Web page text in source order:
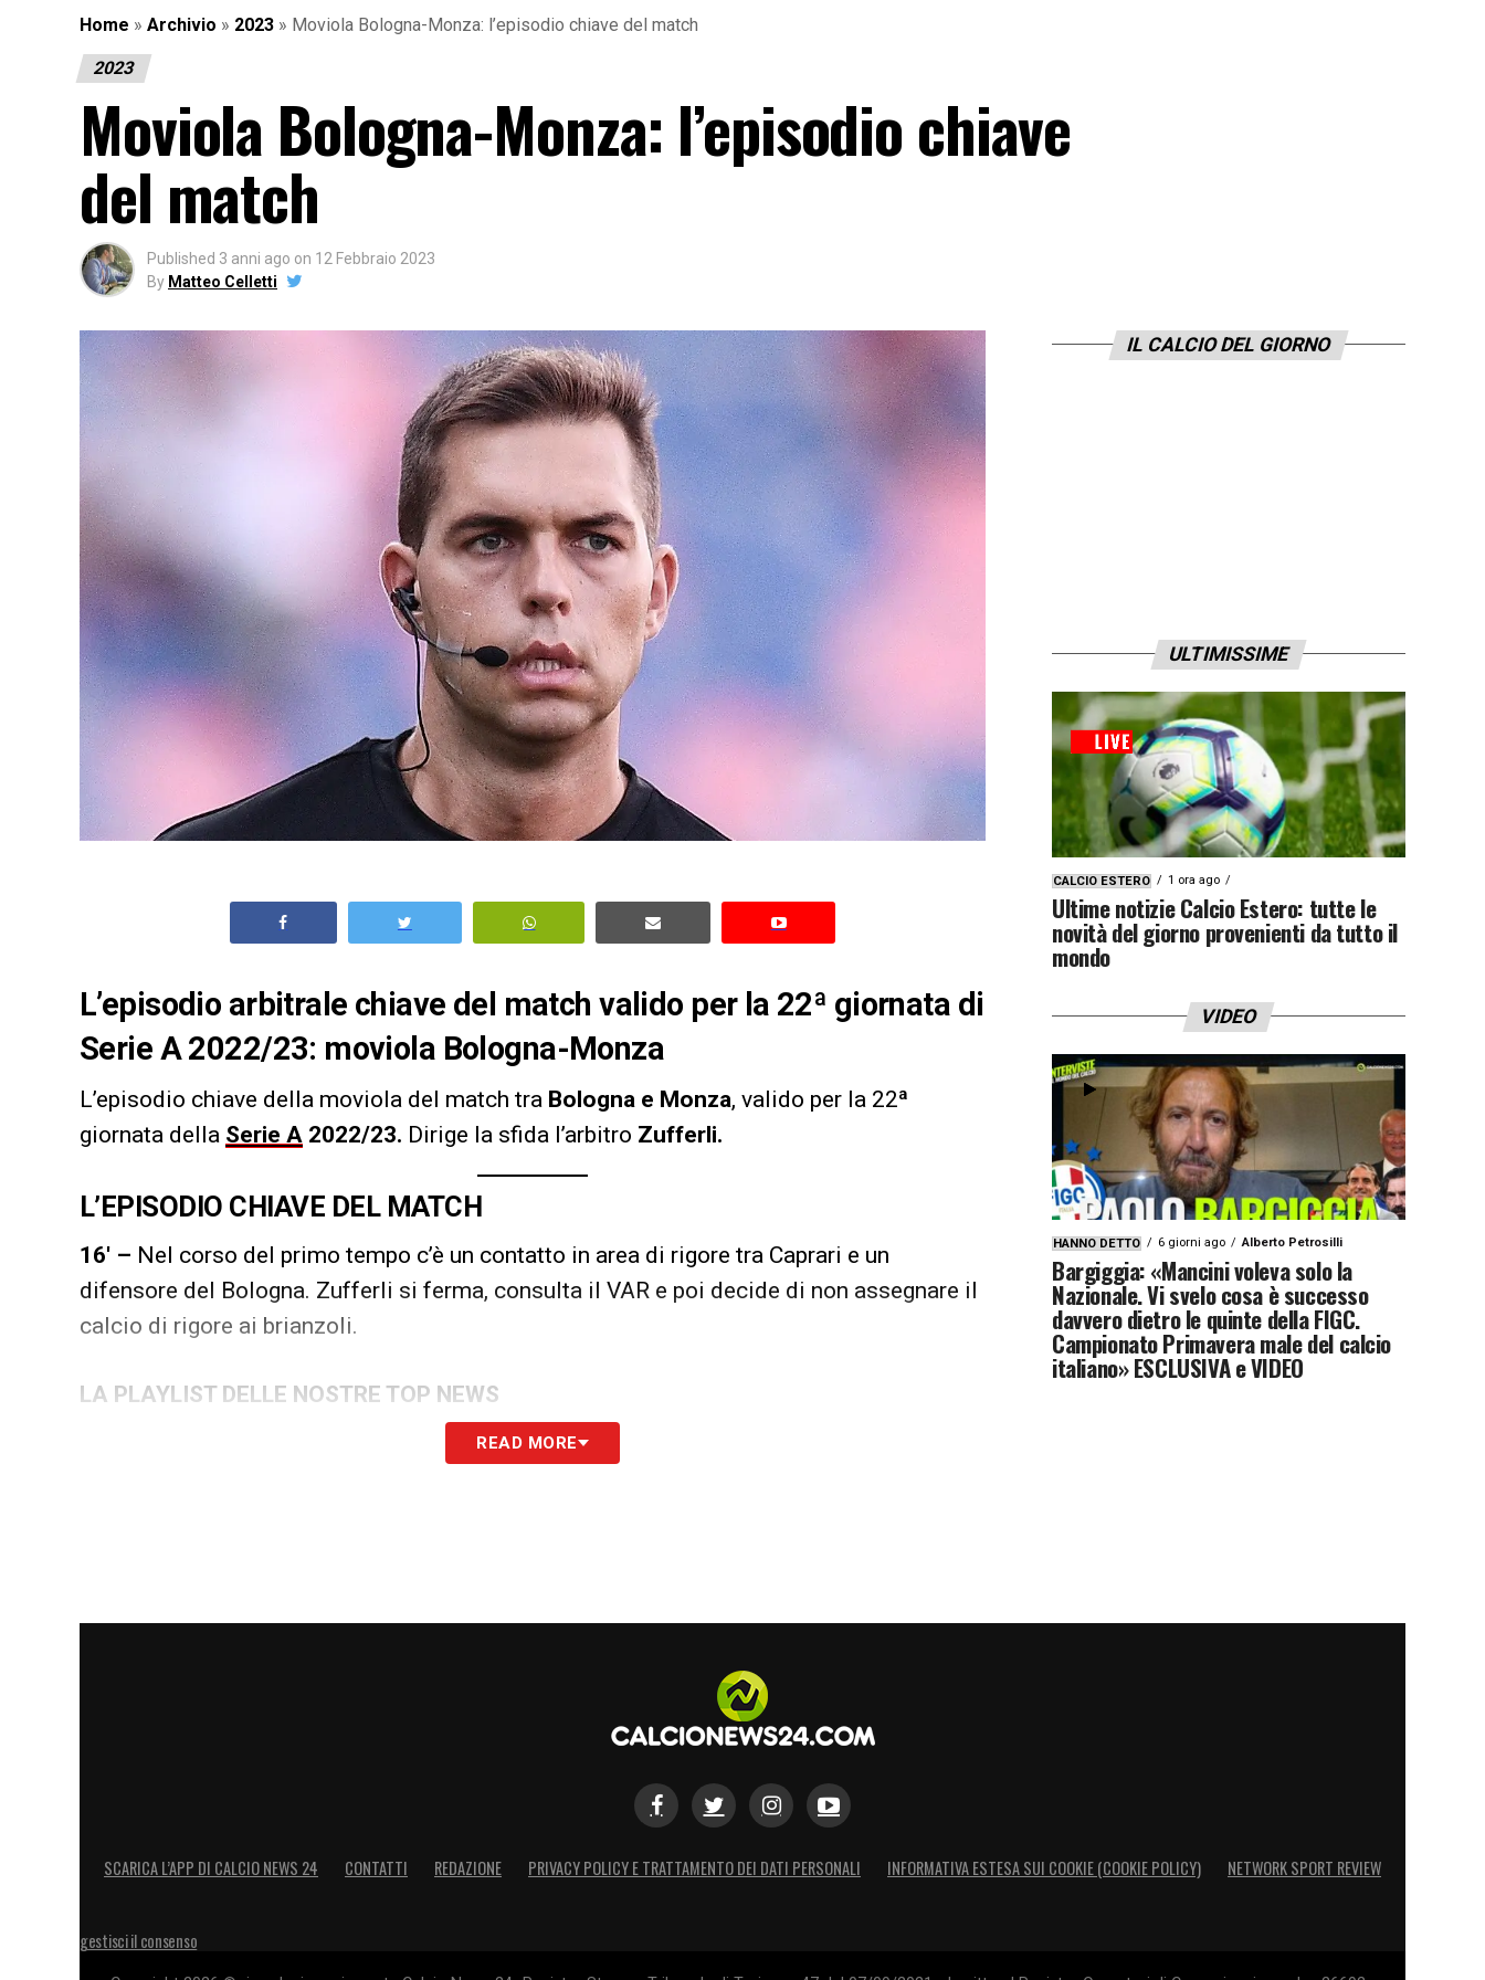
Home » Archivio » 2023 » Moviola Bologna-Monza: l’episodio chiave del match
2023
Moviola Bologna-Monza: l’episodio chiave
del match
Published 3 anni ago on 12 Febbraio 2023
By Matteo Celletti
L’episodio arbitrale chiave del match valido per la 22ª giornata di
Serie A 2022/23: moviola Bologna-Monza
L’episodio chiave della moviola del match tra Bologna e Monza, valido per la 22ª
giornata della Serie A 2022/23. Dirige la sfida l’arbitro Zufferli.
L’EPISODIO CHIAVE DEL MATCH
16′ – Nel corso del primo tempo c’è un contatto in area di rigore tra Caprari e un
difensore del Bologna. Zufferli si ferma, consulta il VAR e poi decide di non assegnare il
calcio di rigore ai brianzoli.
LA PLAYLIST DELLE NOSTRE TOP NEWS
READ MORE
IL CALCIO DEL GIORNO
ULTIMISSIME
CALCIO ESTERO 1 ora ago
Ultime notizie Calcio Estero: tutte le
novità del giorno provenienti da tutto il
mondo
VIDEO
HANNO DETTO 6 giorni ago Alberto Petrosilli
Bargiggia: «Mancini voleva solo la
Nazionale. Vi svelo cosa è successo
davvero dietro le quinte della FIGC.
Campionato Primavera male del calcio
italiano» ESCLUSIVA e VIDEO
SCARICA L’APP DI CALCIO NEWS 24 CONTATTI REDAZIONE PRIVACY POLICY E TRATTAMENTO DEI DATI PERSONALI INFORMATIVA ESTESA SUI COOKIE (COOKIE POLICY) NETWORK SPORT REVIEW
gestisci il consenso